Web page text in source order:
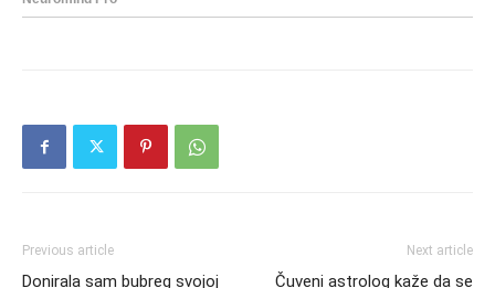
Previous article
Donirala sam bubreg svojoj
Next article
Čuveni astrolog kaže da se